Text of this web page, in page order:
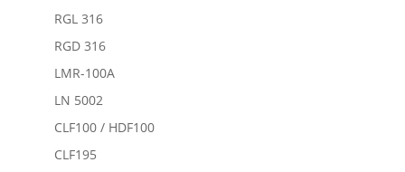
RGL 316
RGD 316
LMR-100A
LN 5002
CLF100 / HDF100
CLF195